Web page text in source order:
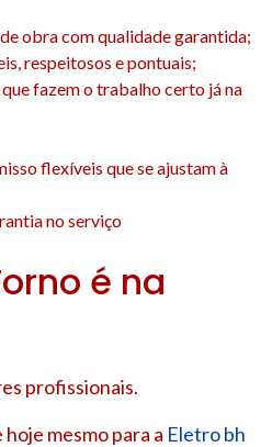
obra com qualidade garantida;
respeitosos e pontuais;
fazem o trabalho certo já na
flexíveis que se ajustam à
no serviço
é na
profissionais.
mesmo para a Eletro bh